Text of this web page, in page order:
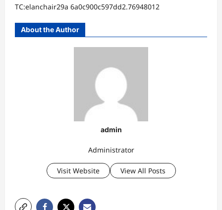
TC:elanchair29a 6a0c900c597dd2.76948012
About the Author
admin
Administrator
Visit Website View All Posts